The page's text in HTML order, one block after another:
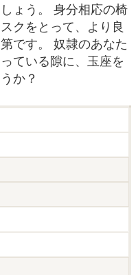
ょう。 身分相応の椅
クをとって、より良
です。 奴隷のあなた
ている隙に、玉座を
か？